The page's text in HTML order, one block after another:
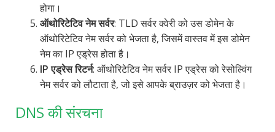
होगा।
ऑथोरिटेटिव नेम सर्वर: TLD सर्वर क्वेरी को उस डोमेन के
ऑथोरिटेटिव नेम सर्वर को भेजता है, जिसमें वास्तव में इस डोमेन
नेम का IP एड्रेस होता है।
IP एड्रेस रिटर्न: ऑथोरिटेटिव नेम सर्वर IP एड्रेस को रेसोल्विंग
नेम सर्वर को लौटाता है, जो इसे आपके ब्राउज़र को भेजता है।
DNS की संरचना